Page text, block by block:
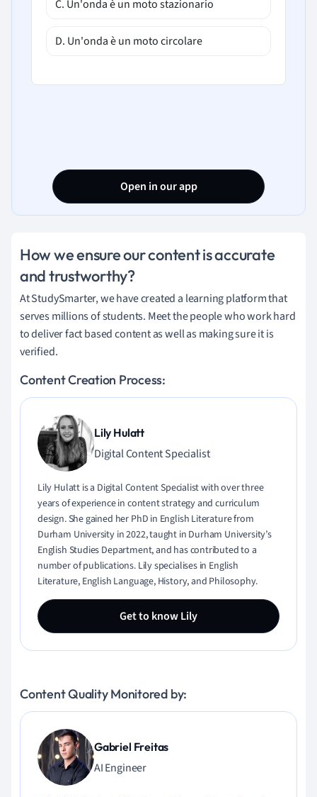
C. Un'onda è un moto stazionario
D. Un'onda è un moto circolare
Open in our app
How we ensure our content is accurate
and trustworthy?
At StudySmarter, we have created a learning platform that
serves millions of students. Meet the people who work hard
to deliver fact based content as well as making sure it is
verified.
Content Creation Process:
Lily Hulatt
Digital Content Specialist
Lily Hulatt is a Digital Content Specialist with over three
years of experience in content strategy and curriculum
design. She gained her PhD in English Literature from
Durham University in 2022, taught in Durham University’s
English Studies Department, and has contributed to a
number of publications. Lily specialises in English
Literature, English Language, History, and Philosophy.
Get to know Lily
Content Quality Monitored by:
Gabriel Freitas
AI Engineer